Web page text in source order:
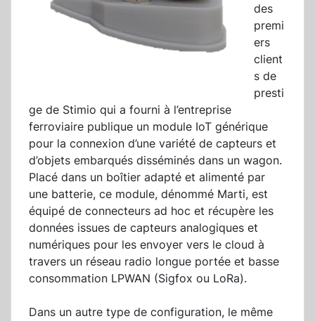
des
premi
ers
client
s de
presti
ge de Stimio qui a fourni à l’entreprise
ferroviaire publique un module IoT générique
pour la connexion d’une variété de capteurs et
d’objets embarqués disséminés dans un wagon.
Placé dans un boîtier adapté et alimenté par
une batterie, ce module, dénommé Marti, est
équipé de connecteurs ad hoc et récupère les
données issues de capteurs analogiques et
numériques pour les envoyer vers le cloud à
travers un réseau radio longue portée et basse
consommation LPWAN (Sigfox ou LoRa).
Dans un autre type de configuration, le même